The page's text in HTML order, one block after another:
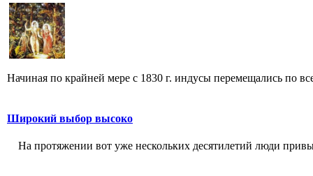
Начиная по крайней мере с 1830 г. индусы перемещались по
Широкий выбор высоко
На протяжении вот уже нескольких десятилетий люди